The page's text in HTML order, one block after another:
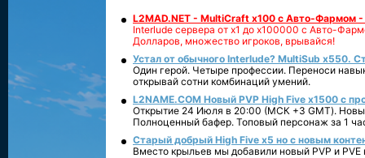
L2MAD.NET - MultiCraft x100 с Авто-Фармом
Interlude сервера от х1 до х100000 с Авто-
Долларов, множество игроков, врывайся!
Устал от обычного Interlude? MultiSub x550.
Один герой. Четыре профессии. Переноси
открывай сотни комбинаций умений.
L2NAME.COM Новый PVP High Five x1500 с
Открытие 24 Июля в 20:00 (МСК +3 GMT).
Полноценный бафер. Топовый персонаж за 1
Старый добрый High Five x5 но с новым
Вместо крыльев мы добавили новый PVP и PVE